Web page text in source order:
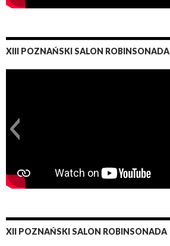
XIII POZNAŃSKI SALON ROBINSONADA
XII POZNAŃSKI SALON ROBINSONADA